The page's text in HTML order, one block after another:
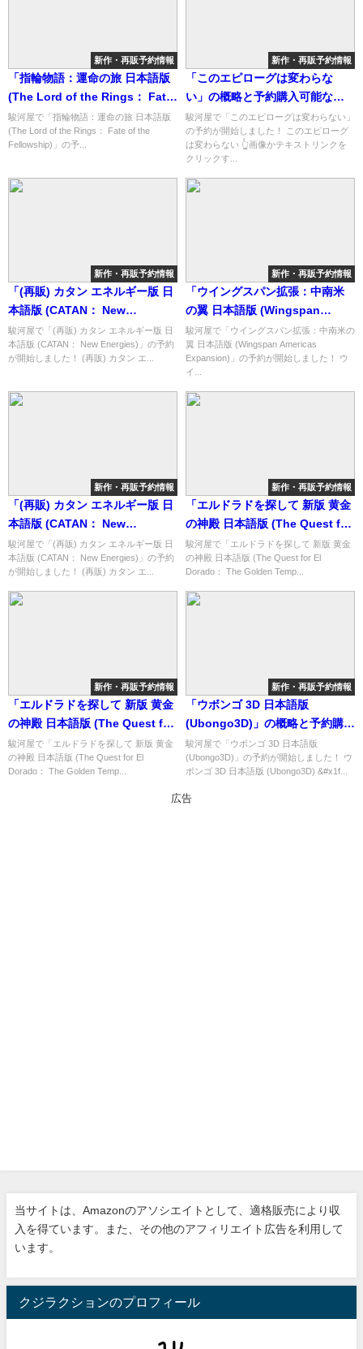
新作・再販予約情報
「指輪物語：運命の旅 日本語版
(The Lord of the Rings： Fate
of the Fellowship)」の概略と予
約購入可能なショップ紹介！
駿河屋で「指輪物語：運命の旅 日本語版
(The Lord of the Rings： Fate of the
Fellowship)」の予...
新作・再販予約情報
「このエピローグは変わらな
い」の概略と予約購入可能なシ
ョップ紹介！
駿河屋で「このエピローグは変わらない」
の予約が開始しました！ このエピローグ
は変わらない 👆画像かテキストリンクを
クリックす...
新作・再販予約情報
「(再販) カタン エネルギー版 日
本語版 (CATAN： New
Energies)」の概略と予約購入可
能なショップ紹介！
駿河屋で「(再販) カタン エネルギー版 日
本語版 (CATAN： New Energies)」の予約
が開始しました！ (再販) カタン エ...
新作・再販予約情報
「ウイングスパン拡張：中南米
の翼 日本語版 (Wingspan
Americas Expansion)」の概略
と予約購入可能なショップ紹
介！
駿河屋で「ウイングスパン拡張：中南米の
翼 日本語版 (Wingspan Americas
Expansion)」の予約が開始しました！ ウ
イ...
新作・再販予約情報
「(再販) カタン エネルギー版 日
本語版 (CATAN： New
Energies)」の概略と予約購入可
能なショップ紹介！
駿河屋で「(再販) カタン エネルギー版 日
本語版 (CATAN： New Energies)」の予約
が開始しました！ (再販) カタン エ...
新作・再販予約情報
「エルドラドを探して 新版 黄金
の神殿 日本語版 (The Quest for
El Dorado： The Golden
Temples)」の概略と予約購入可
駿河屋で「エルドラドを探して 新版 黄金
の神殿 日本語版 (The Quest for El
Dorado： The Golden Temp...
新作・再販予約情報
「エルドラドを探して 新版 黄金
の神殿 日本語版 (The Quest for
El Dorado： The Golden
Temples)」の概略と予約購入可
駿河屋で「エルドラドを探して 新版 黄金
の神殿 日本語版 (The Quest for El
Dorado： The Golden Temp...
新作・再販予約情報
「ウボンゴ 3D 日本語版
(Ubongo3D)」の概略と予約購入
可能なショップ紹介！
駿河屋で「ウボンゴ 3D 日本語版
(Ubongo3D)」の予約が開始しました！ ウ
ボンゴ 3D 日本語版 (Ubongo3D) &#x1f...
広告
当サイトは、Amazonのアソシエイトとして、適格販売により収
入を得ています。また、その他のアフィリエイト広告を利用して
います。
クジラクションのプロフィール